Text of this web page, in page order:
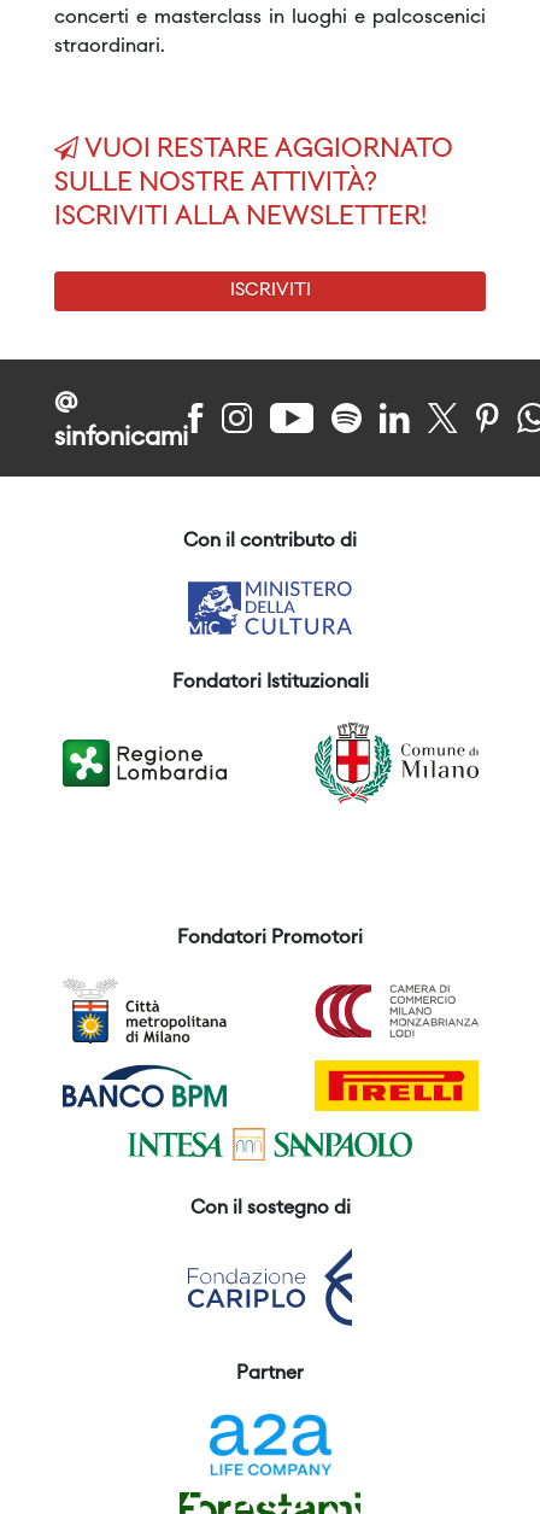
concerti e masterclass in luoghi e palcoscenici
straordinari.
VUOI RESTARE AGGIORNATO
SULLE NOSTRE ATTIVITÀ?
ISCRIVITI ALLA NEWSLETTER!
ISCRIVITI
@
sinfonicami
Con il contributo di
Fondatori Istituzionali
Fondatori Promotori
Con il sostegno di
Partner